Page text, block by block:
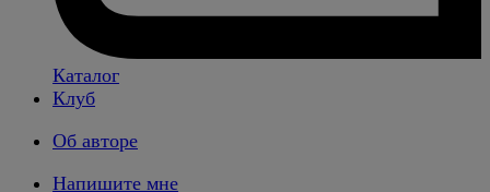
Каталог
Клуб
Об авторе
Напишите мне